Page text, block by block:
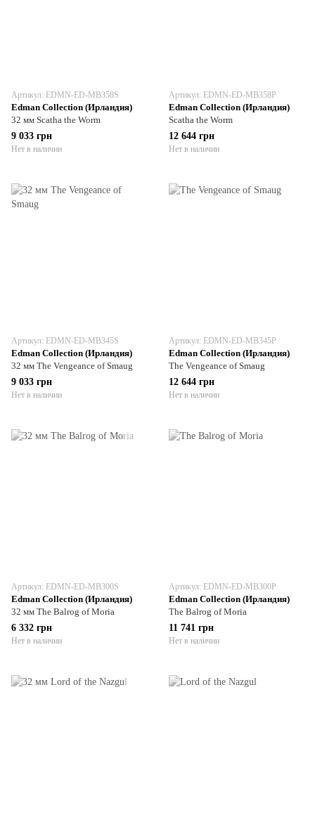
Артикул: EDMN-ED-MB358S
Edman Collection (Ирландия)
32 мм Scatha the Worm
9 033 грн
Нет в наличии
Артикул: EDMN-ED-MB358P
Edman Collection (Ирландия)
Scatha the Worm
12 644 грн
Нет в наличии
Артикул: EDMN-ED-MB345S
Edman Collection (Ирландия)
32 мм The Vengeance of Smaug
9 033 грн
Нет в наличии
Артикул: EDMN-ED-MB345P
Edman Collection (Ирландия)
The Vengeance of Smaug
12 644 грн
Нет в наличии
Артикул: EDMN-ED-MB300S
Edman Collection (Ирландия)
32 мм The Balrog of Moria
6 332 грн
Нет в наличии
Артикул: EDMN-ED-MB300P
Edman Collection (Ирландия)
The Balrog of Moria
11 741 грн
Нет в наличии